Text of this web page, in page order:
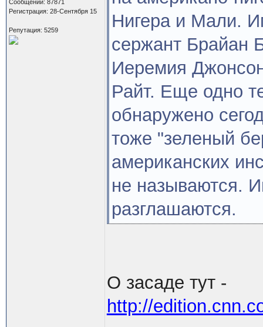
Сообщений: 87871
Регистрация: 28-Сентября 15
Репутация: 5259
Нигера и Мали.
сержант Брайан
Иеремия
Райт. Еще одно
обнаружено
тоже "зеленый
американских
не называются.
разглашаются.
О засаде тут -
http://